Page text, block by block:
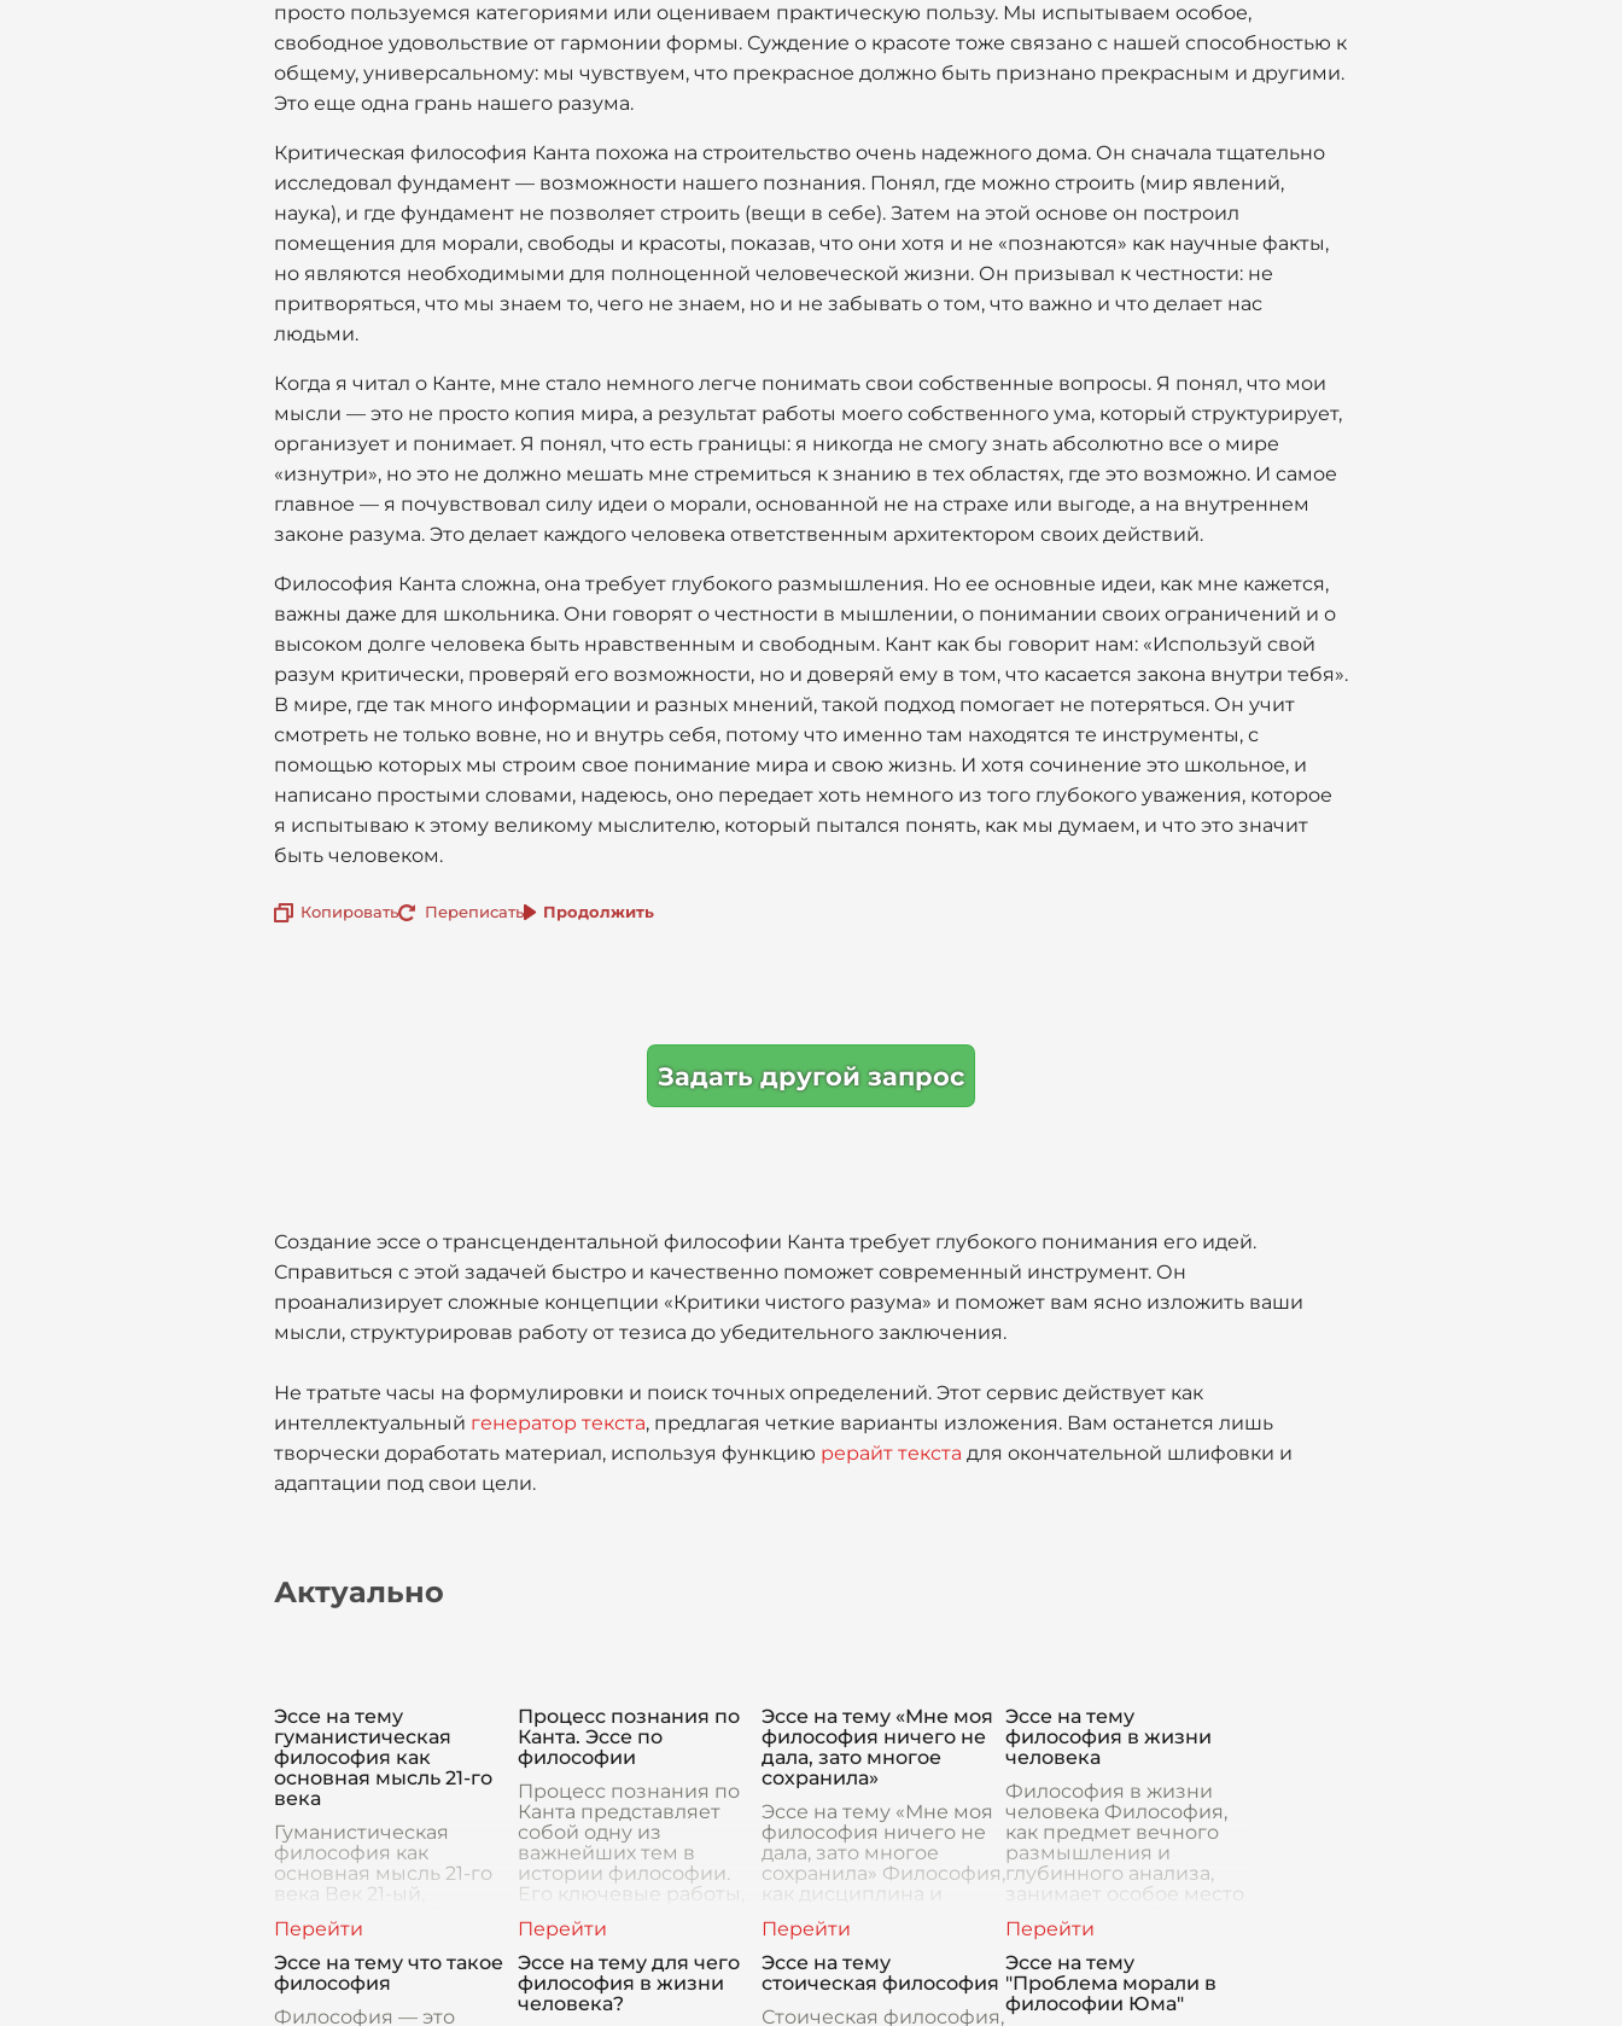
просто пользуемся категориями или оцениваем практическую пользу. Мы испытываем особое,
свободное удовольствие от гармонии формы. Суждение о красоте тоже связано с нашей способностью к
общему, универсальному: мы чувствуем, что прекрасное должно быть признано прекрасным и другими.
Это еще одна грань нашего разума.
Критическая философия Канта похожа на строительство очень надежного дома. Он сначала тщательно
исследовал фундамент — возможности нашего познания. Понял, где можно строить (мир явлений,
наука), и где фундамент не позволяет строить (вещи в себе). Затем на этой основе он построил
помещения для морали, свободы и красоты, показав, что они хотя и не «познаются» как научные факты,
но являются необходимыми для полноценной человеческой жизни. Он призывал к честности: не
притворяться, что мы знаем то, чего не знаем, но и не забывать о том, что важно и что делает нас
людьми.
Когда я читал о Канте, мне стало немного легче понимать свои собственные вопросы. Я понял, что мои
мысли — это не просто копия мира, а результат работы моего собственного ума, который структурирует,
организует и понимает. Я понял, что есть границы: я никогда не смогу знать абсолютно все о мире
«изнутри», но это не должно мешать мне стремиться к знанию в тех областях, где это возможно. И самое
главное — я почувствовал силу идеи о морали, основанной не на страхе или выгоде, а на внутреннем
законе разума. Это делает каждого человека ответственным архитектором своих действий.
Философия Канта сложна, она требует глубокого размышления. Но ее основные идеи, как мне кажется,
важны даже для школьника. Они говорят о честности в мышлении, о понимании своих ограничений и о
высоком долге человека быть нравственным и свободным. Кант как бы говорит нам: «Используй свой
разум критически, проверяй его возможности, но и доверяй ему в том, что касается закона внутри тебя».
В мире, где так много информации и разных мнений, такой подход помогает не потеряться. Он учит
смотреть не только вовне, но и внутрь себя, потому что именно там находятся те инструменты, с
помощью которых мы строим свое понимание мира и свою жизнь. И хотя сочинение это школьное, и
написано простыми словами, надеюсь, оно передает хоть немного из того глубокого уважения, которое
я испытываю к этому великому мыслителю, который пытался понять, как мы думаем, и что это значит
быть человеком.
Копировать Переписать Продолжить
Задать другой запрос
Создание эссе о трансцендентальной философии Канта требует глубокого понимания его идей.
Справиться с этой задачей быстро и качественно поможет современный инструмент. Он
проанализирует сложные концепции «Критики чистого разума» и поможет вам ясно изложить ваши
мысли, структурировав работу от тезиса до убедительного заключения.
Не тратьте часы на формулировки и поиск точных определений. Этот сервис действует как
интеллектуальный генератор текста, предлагая четкие варианты изложения. Вам останется лишь
творчески доработать материал, используя функцию рерайт текста для окончательной шлифовки и
адаптации под свои цели.
Актуально
Эссе на тему
гуманистическая
философия как
основная мысль 21-го
века
Гуманистическая
философия как
основная мысль 21-го
века Век 21-ый,
технологическими
прорывами,
социальными
трансформациями и
глобальными
Процесс познания по
Канта. Эссе по
философии
Процесс познания по
Канта представляет
собой одну из
важнейших тем в
истории философии.
Его ключевые работы,
чистого разума» и
«Критика
практического разума»,
за
Эссе на тему «Мне моя
философия ничего не
дала, зато многое
сохранила»
Эссе на тему «Мне моя
философия ничего не
дала, зато многое
сохранила» Философия,
как дисциплина и
является для меня
сферой анализа и
рефлексии, способной
раздв
Эссе на тему
философия в жизни
человека
Философия в жизни
человека Философия,
как предмет вечного
размышления и
глубинного анализа,
занимает особое место
Она не просто
дисциплина, изучаемая
в учебн
Эссе на тему что такое
философия
Философия — это
Эссе на тему для чего
философия в жизни
человека?
Эссе на тему
стоическая философия
Стоическая философия,
Эссе на тему
"Проблема морали в
философии Юма"